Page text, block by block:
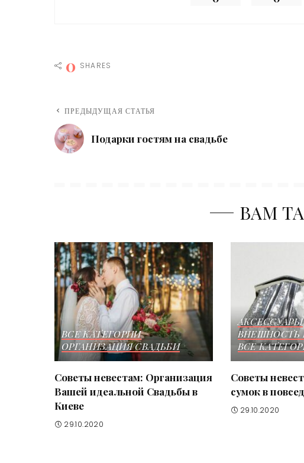
0 SHARES
ПРЕДЫДУЩАЯ СТАТЬЯ
Подарки гостям на свадьбе
ВАМ
ВСЕ КАТЕГОРИИ
ОРГАНИЗАЦИЯ СВАДЬБИ
Советы невестам: Организация
Вашей идеальной Свадьбы в
Киеве
29.10.2020
АКСЕССУАРЫ
ВНЕШНОСТЬ
ВСЕ
Советы
сумок в
29.10.2020